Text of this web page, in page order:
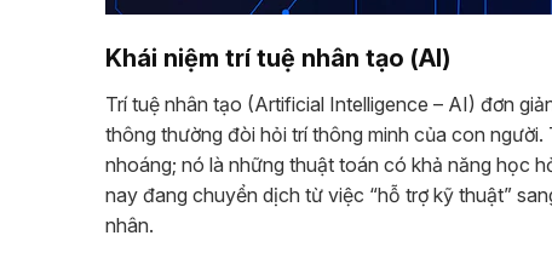
Khái niệm trí tuệ nhân tạo (AI)
Trí tuệ nhân tạo (Artificial Intelligence – AI) đơn
thông thường đòi hỏi trí thông minh của con
nhoáng; nó là những thuật toán có khả năng học
nay đang chuyển dịch từ việc “hỗ trợ kỹ thuật”
nhân.